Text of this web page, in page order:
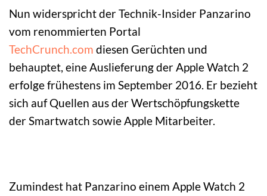
Nun widerspricht der Technik-Insider Panzarino
vom renommierten Portal
TechCrunch.com diesen Gerüchten und
behauptet, eine Auslieferung der Apple Watch 2
erfolge frühestens im September 2016. Er bezieht
sich auf Quellen aus der Wertschöpfungskette
der Smartwatch sowie Apple Mitarbeiter.
Zumindest hat Panzarino einem Apple Watch 2